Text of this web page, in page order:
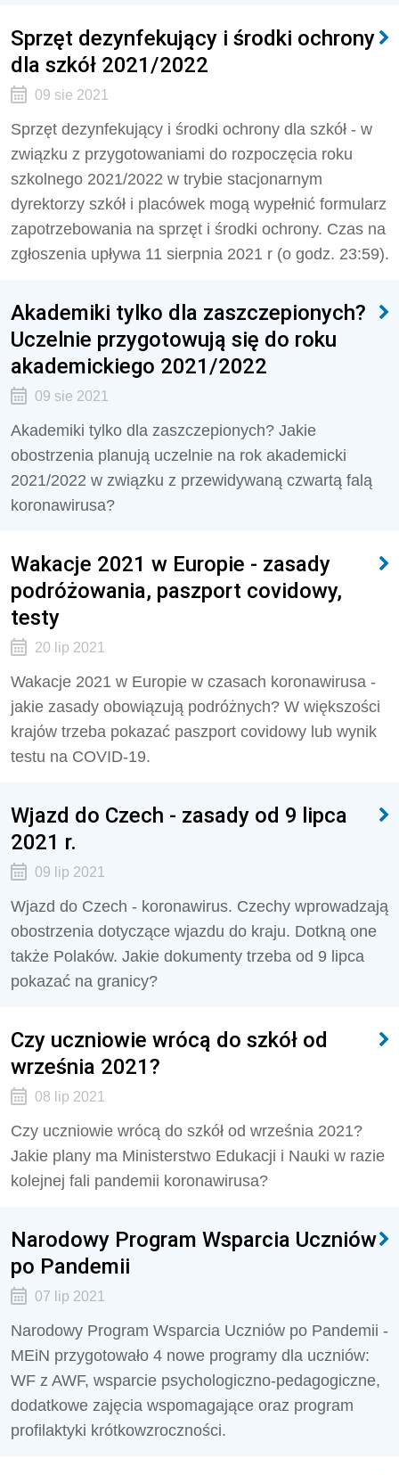
Sprzęt dezynfekujący i środki ochrony
dla szkół 2021/2022
09 sie 2021
Sprzęt dezynfekujący i środki ochrony dla szkół - w
związku z przygotowaniami do rozpoczęcia roku
szkolnego 2021/2022 w trybie stacjonarnym
dyrektorzy szkół i placówek mogą wypełnić formularz
zapotrzebowania na sprzęt i środki ochrony. Czas na
zgłoszenia upływa 11 sierpnia 2021 r (o godz. 23:59).
Akademiki tylko dla zaszczepionych?
Uczelnie przygotowują się do roku
akademickiego 2021/2022
09 sie 2021
Akademiki tylko dla zaszczepionych? Jakie
obostrzenia planują uczelnie na rok akademicki
2021/2022 w związku z przewidywaną czwartą falą
koronawirusa?
Wakacje 2021 w Europie - zasady
podróżowania, paszport covidowy,
testy
20 lip 2021
Wakacje 2021 w Europie w czasach koronawirusa -
jakie zasady obowiązują podróżnych? W większości
krajów trzeba pokazać paszport covidowy lub wynik
testu na COVID-19.
Wjazd do Czech - zasady od 9 lipca
2021 r.
09 lip 2021
Wjazd do Czech - koronawirus. Czechy wprowadzają
obostrzenia dotyczące wjazdu do kraju. Dotkną one
także Polaków. Jakie dokumenty trzeba od 9 lipca
pokazać na granicy?
Czy uczniowie wrócą do szkół od
września 2021?
08 lip 2021
Czy uczniowie wrócą do szkół od września 2021?
Jakie plany ma Ministerstwo Edukacji i Nauki w razie
kolejnej fali pandemii koronawirusa?
Narodowy Program Wsparcia Uczniów
po Pandemii
07 lip 2021
Narodowy Program Wsparcia Uczniów po Pandemii -
MEiN przygotowało 4 nowe programy dla uczniów:
WF z AWF, wsparcie psychologiczno-pedagogiczne,
dodatkowe zajęcia wspomagające oraz program
profilaktyki krótkowzroczności.